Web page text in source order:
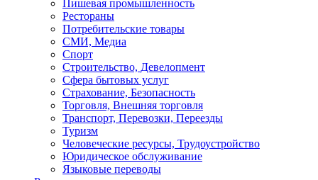
Пишевая промышленность
Рестораны
Потребительские товары
СМИ, Медиа
Спорт
Строительство, Девелопмент
Сфера бытовых услуг
Страхование, Безопасность
Торговля, Внешняя торговля
Транспорт, Перевозки, Переезды
Туризм
Человеческие ресурсы, Трудоустройство
Юридическое обслуживание
Языковые переводы